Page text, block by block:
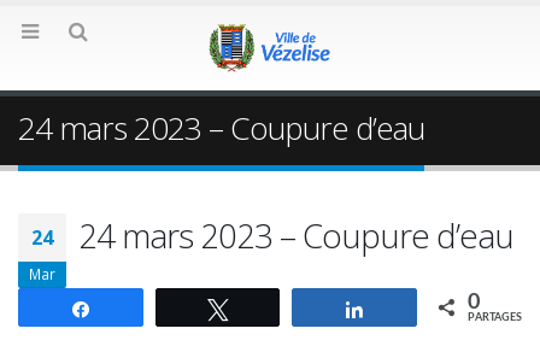
24 mars 2023 – Coupure d’eau
24
Mar
24 mars 2023 – Coupure d’eau
Partagez 0
PARTAGES